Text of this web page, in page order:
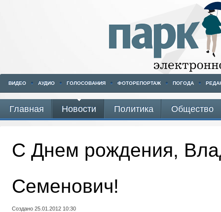
ВИДЕО АУДИО ГОЛОСОВАНИЯ ФОТОРЕПОРТАЖ ПОГОДА
Главная Новости Политика Общество
С Днем рождения,
Семенович!
Создано 25.01.2012 10:30